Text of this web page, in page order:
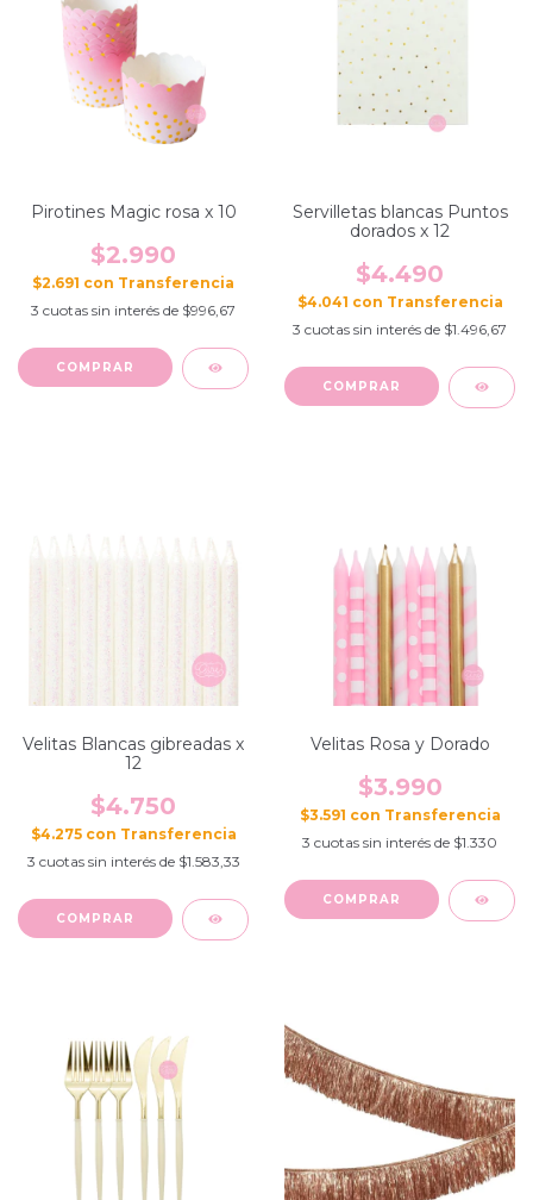
Pirotines Magic rosa x 10
$2.990
$2.691 con
3 cuotas sin interés de $996,67
Servilletas blancas Puntos
dorados x 12
$4.490
$4.041 con
3 cuotas sin interés de $1.496,67
Velitas Blancas gibreadas x
12
$4.750
$4.275 con
3 cuotas sin interés de $1.583,33
Velitas Rosa y Dorado
$3.990
$3.591 con
3 cuotas sin interés de $1.330